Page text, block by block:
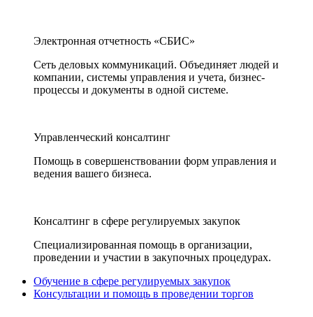
Электронная отчетность «СБИС»
Сеть деловых коммуникаций. Объединяет людей и
компании, системы управления и учета, бизнес-
процессы и документы в одной системе.
Управленческий консалтинг
Помощь в совершенствовании форм управления и
ведения вашего бизнеса.
Консалтинг в сфере регулируемых закупок
Специализированная помощь в организации,
проведении и участии в закупочных процедурах.
Обучение в сфере регулируемых закупок
Консультации и помощь в проведении торгов